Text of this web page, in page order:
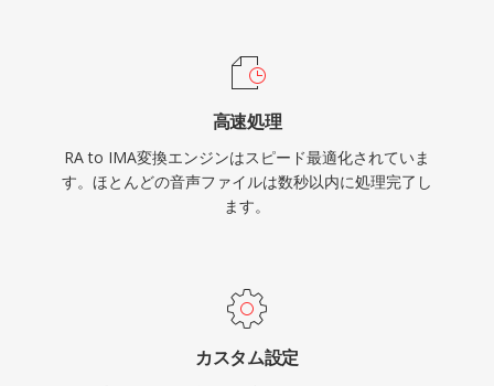
高速処理
RA to IMA変換エンジンはスピード最適化されていま
す。ほとんどの音声ファイルは数秒以内に処理完了し
ます。
カスタム設定